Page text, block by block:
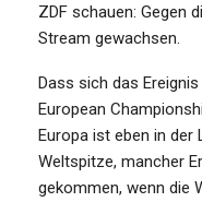
ZDF schauen: Gegen
Stream gewachsen.
Dass sich das
European
Europa ist eben in
Weltspitze, mancher
gekommen, wenn die